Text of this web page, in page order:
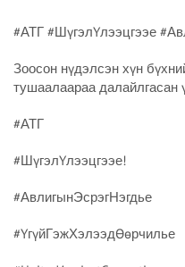
#АТГ #ШүгэлҮлээцгээе
Зоосон нүдэлсэн хүн
тушаалаараа далайлгасан
#АТГ
#ШүгэлҮлээцгээе!
#АвлигынЭсрэгНэгдье
#ҮгүйГэжХэлээдӨөрчилье